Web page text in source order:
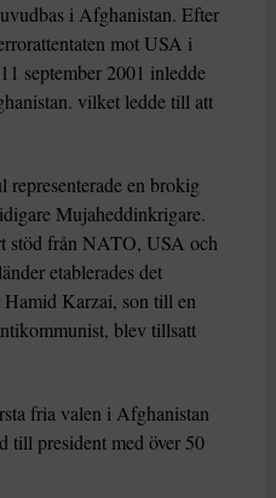
i Afghanistan. Efter
mot USA i
september 2001 inledde
vilket ledde till att
en brokig
Mujaheddinkrigare.
stöd från NATO, USA och
etablerades det
Hamid Karzai, son till en
blev tillsatt
fria valen i Afghanistan
till president med över 50